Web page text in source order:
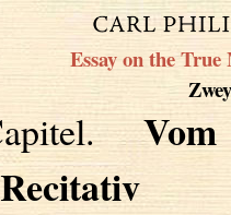
Essay on the
Vom
Recitativ